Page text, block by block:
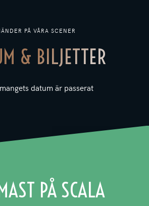
PÅ VÅRA SCENER
& BILJETTER
datum är passerat
PÅ SCALA